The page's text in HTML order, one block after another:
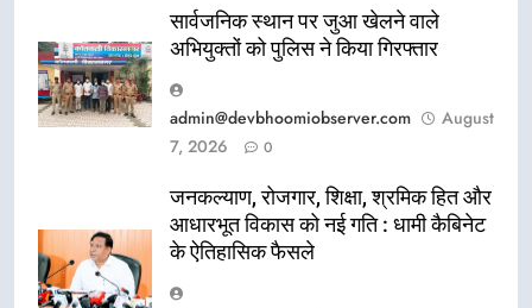
सार्वजनिक स्थान पर जुआ खेलने वाले
अभियुक्तों को पुलिस ने किया गिरफ्तार
admin@devbhoomiobserver.com
August
7, 2026
0
जनकल्याण, रोजगार, शिक्षा, श्रमिक हित और
आधारभूत विकास को नई गति : धामी कैबिनेट
के ऐतिहासिक फैसले